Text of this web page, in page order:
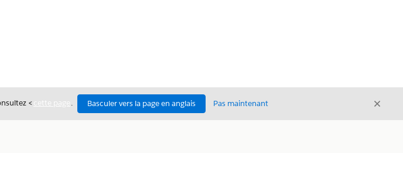
<cette page . Basculer vers la page en anglais Pas maintenant Fermer